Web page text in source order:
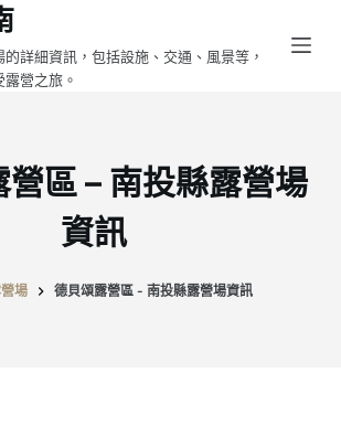
詳細資訊，包括設施、交通、風景等，
營之旅。
區 – 南投縣露營場
資訊
場 德貝頌露營區 - 南投縣露營場資訊